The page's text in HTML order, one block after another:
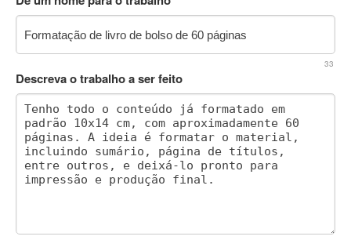
33
Descreva o trabalho a ser feito